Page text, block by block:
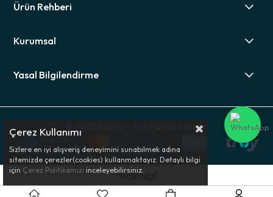
Ürün Rehberi
Kurumsal
Yasal Bilgilendirme
© 2025 Bolero - Tüm Hakları Saklıdır.
Çerez Kullanımı
Sizlere en iyi alışveriş deneyimini sunabilmek adına
sitemizde çerezler(cookies) kullanmaktayız. Detaylı bilgi
için Çerez Politikamızı inceleyebilirsiniz.